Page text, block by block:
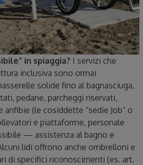
in spiaggia? I servizi che
inclusiva sono ormai
solide fino al bagnasciuga,
pedane, parcheggi riservati,
anfibie (le cosiddette “sedie Job” o
e piattaforme, personale
— assistenza al bagno e
lidi offrono anche ombrelloni e
di specifici riconoscimenti (es. art.